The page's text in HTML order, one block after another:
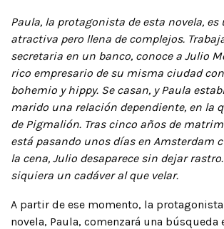
Paula, la protagonista de esta novela,
atractiva pero llena de complejos.
secretaria en un banco, conoce a Julio
rico empresario de su misma ciudad
bohemio y hippy. Se casan, y Paula
marido una relación dependiente, en la
de Pigmalión. Tras cinco años de
está pasando unos días en Amsterdam
la cena, Julio desaparece sin dejar
siquiera un cadáver al que velar.
A partir de ese momento, la
novela, Paula, comenzará una búsqueda